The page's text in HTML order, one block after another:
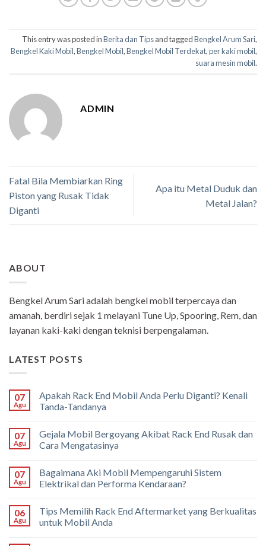
ABOUT
Bengkel Arum Sari adalah bengkel mobil terpercaya dan
amanah, berdiri sejak 1 melayani Tune Up, Spooring, Rem, dan
layanan kaki-kaki dengan teknisi berpengalaman.
LATEST POSTS
07
Agu
Apakah Rack End Mobil Anda Perlu Diganti? Kenali
Tanda-Tandanya
07
Agu
Gejala Mobil Bergoyang Akibat Rack End Rusak dan
Cara Mengatasinya
07
Agu
Bagaimana Aki Mobil Mempengaruhi Sistem
Elektrikal dan Performa Kendaraan?
06
Agu
Tips Memilih Rack End Aftermarket yang Berkualitas
untuk Mobil Anda
This entry was posted inBerita dan Tipsand taggedBengkel Arum Sari,
Bengkel Kaki Mobil,Bengkel Mobil,Bengkel Mobil Terdekat,per kaki mobil,
suara mesin mobil.
ADMIN
Fatal Bila Membiarkan Ring
Piston yang Rusak Tidak
Diganti
Apa itu Metal Duduk dan
Metal Jalan?